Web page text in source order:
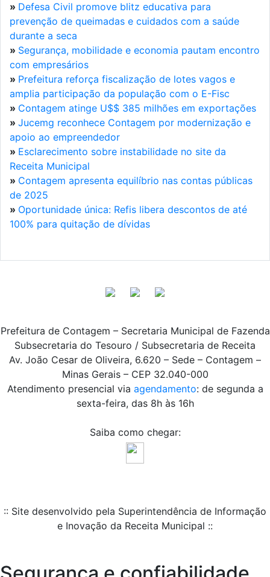
» Defesa Civil promove blitz educativa para
prevenção de queimadas e cuidados com a saúde
durante a seca
» Segurança, mobilidade e economia pautam encontro
com empresários
» Prefeitura reforça fiscalização de lotes vagos e
amplia participação da população com o E-Fisc
» Contagem atinge U$$ 385 milhões em exportações
» Jucemg reconhece Contagem por modernização e
apoio ao empreendedor
» Esclarecimento sobre instabilidade no site da
Receita Municipal
» Contagem apresenta equilíbrio nas contas públicas
de 2025
» Oportunidade única: Refis libera descontos de até
100% para quitação de dívidas
Prefeitura de Contagem – Secretaria Municipal de Fazenda
Subsecretaria do Tesouro / Subsecretaria de Receita
Av. João Cesar de Oliveira, 6.620 – Sede – Contagem –
Minas Gerais – CEP 32.040-000
Atendimento presencial via agendamento: de segunda a
sexta-feira, das 8h às 16h
Saiba como chegar:
:: Site desenvolvido pela Superintendência de Informação
e Inovação da Receita Municipal ::